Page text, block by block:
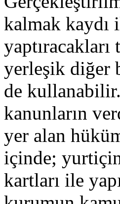
kalmak kaydı
yerleşik diğer
de
kanunların
yer alan
içinde;
kartları ile